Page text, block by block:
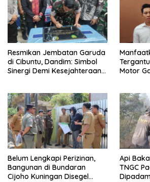
Resmikan Jembatan Garuda
di Cibuntu, Dandim: Simbol
Sinergi Demi Kesejahteraan
Motor
Belum Lengkapi Perizinan,
Bangunan di Bundaran
Cijoho Kuningan Disegel
Api
TNGC